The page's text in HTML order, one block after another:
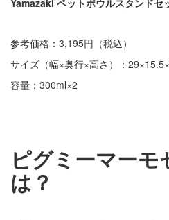
Yamazaki ペットボウルスタンドセ
参考価格：3,195円（税込）
サイズ（幅×奥行×高さ）：
容量：300ml×2
ピグミーマーモ
は？